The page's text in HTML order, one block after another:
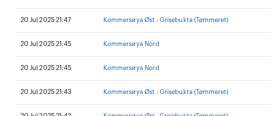
20 Jul 2025 21:47 Kommersøya Øst - Grisebukta (Tømmeret)
20 Jul 2025 21:45 Kommersøya Nord
20 Jul 2025 21:45 Kommersøya Nord
20 Jul 2025 21:43 Kommersøya Øst - Grisebukta (Tømmeret)